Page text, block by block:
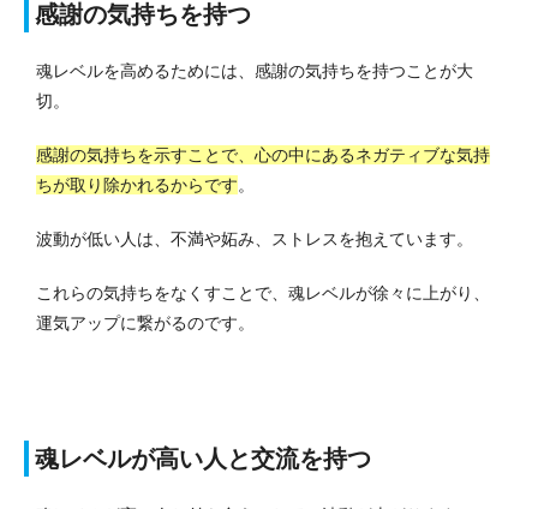
感謝の気持ちを持つ
魂レベルを高めるためには、感謝の気持ちを持つことが大
切。
感謝の気持ちを示すことで、心の中にあるネガティブな気持
ちが取り除かれるからです。
波動が低い人は、不満や妬み、ストレスを抱えています。
これらの気持ちをなくすことで、魂レベルが徐々に上がり、
運気アップに繋がるのです。
魂レベルが高い人と交流を持つ